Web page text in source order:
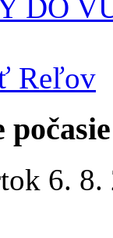
DO
Reľov
6. 8.